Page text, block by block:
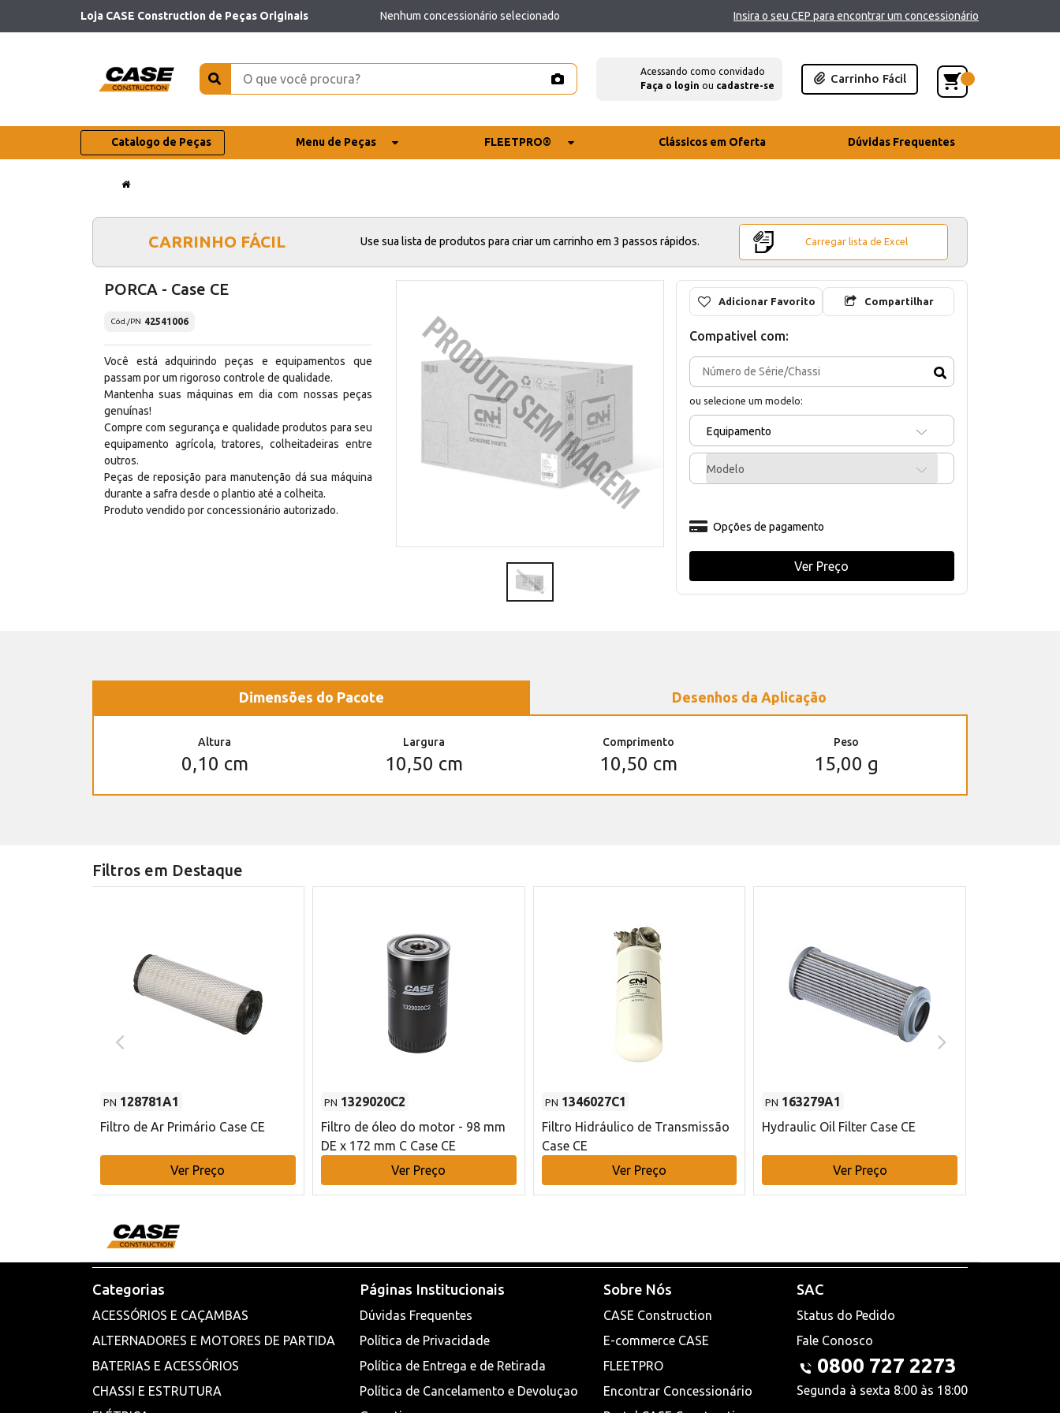
Loja CASE Construction de Peças Originais Nenhum concessionário selecionado Insira o seu CEP para encontrar um concessionário
Acessando como convidado
Faça o login ou cadastre-se
Carrinho Fácil
Catalogo de Peças Menu de Peças FLEETPRO® Clássicos em Oferta Dúvidas Frequentes
CARRINHO FÁCIL Use sua lista de produtos para criar um carrinho em 3 passos rápidos. Carregar lista de Excel
PORCA - Case CE
Cód./PN 42541006
Você está adquirindo peças e equipamentos que
passam por um rigoroso controle de qualidade.
Mantenha suas máquinas em dia com nossas peças
genuínas!
Compre com segurança e qualidade produtos para seu
equipamento agrícola, tratores, colheitadeiras entre
outros.
Peças de reposição para manutenção dá sua máquina
durante a safra desde o plantio até a colheita.
Produto vendido por concessionário autorizado.
Adicionar Favorito Compartilhar
Compativel com:
ou selecione um modelo:
Equipamento
Modelo
Opções de pagamento
Ver Preço
Dimensões do Pacote Desenhos da Aplicação
Altura
0,10 cm
Largura
10,50 cm
Comprimento
10,50 cm
Peso
15,00 g
Filtros em Destaque
PN 128781A1
Filtro de Ar Primário Case CE
Ver Preço
PN 1329020C2
Filtro de óleo do motor - 98 mm
DE x 172 mm C Case CE
Ver Preço
PN 1346027C1
Filtro Hidráulico de Transmissão
Case CE
Ver Preço
PN 163279A1
Hydraulic Oil Filter Case CE
Ver Preço
Categorias
ACESSÓRIOS E CAÇAMBAS
ALTERNADORES E MOTORES DE PARTIDA
BATERIAS E ACESSÓRIOS
CHASSI E ESTRUTURA
Páginas Institucionais
Dúvidas Frequentes
Política de Privacidade
Política de Entrega e de Retirada
Política de Cancelamento e Devoluçao
Sobre Nós
CASE Construction
E-commerce CASE
FLEETPRO
Encontrar Concessionário
SAC
Status do Pedido
Fale Conosco
0800 727 2273
Segunda à sexta 8:00 às 18:00